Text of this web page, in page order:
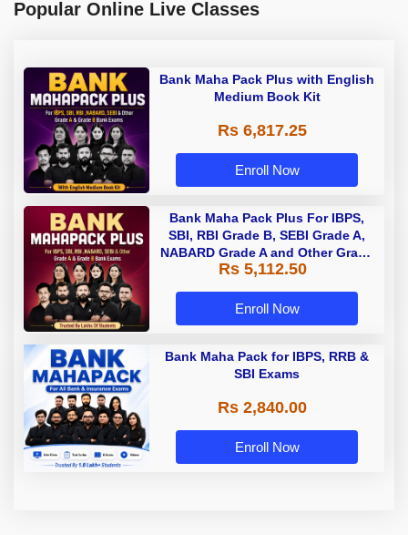
Popular Online Live Classes
Bank Maha Pack Plus with English
Medium Book Kit
Rs 6,817.25
Enroll Now
Bank Maha Pack Plus For IBPS,
SBI, RBI Grade B, SEBI Grade A,
NABARD Grade A and Other Grade
A & Grade B Bank Exams
Rs 5,112.50
Enroll Now
Bank Maha Pack for IBPS, RRB &
SBI Exams
Rs 2,840.00
Enroll Now